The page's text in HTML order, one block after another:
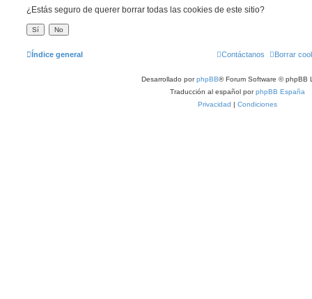
¿Estás seguro de querer borrar todas las cookies de este sitio?
Índice general Borrar
Contáctanos
Desarrollado porphpBB® Forum Software © phpBB
Traducción al español porphpBB España
Privacidad | Condiciones